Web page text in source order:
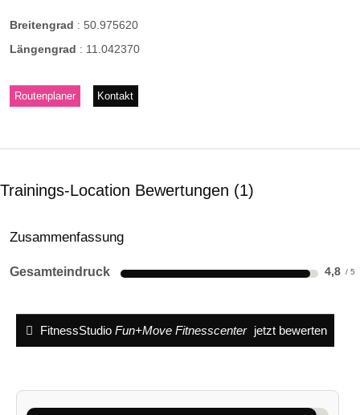
Breitengrad : 50.975620
Längengrad : 11.042370
Routenplaner Kontakt
Trainings-Location Bewertungen 1
Zusammenfassung
Gesamteindruck 4,8
FitnessStudio Fun+Move Fitnesscenter jetzt bewerten